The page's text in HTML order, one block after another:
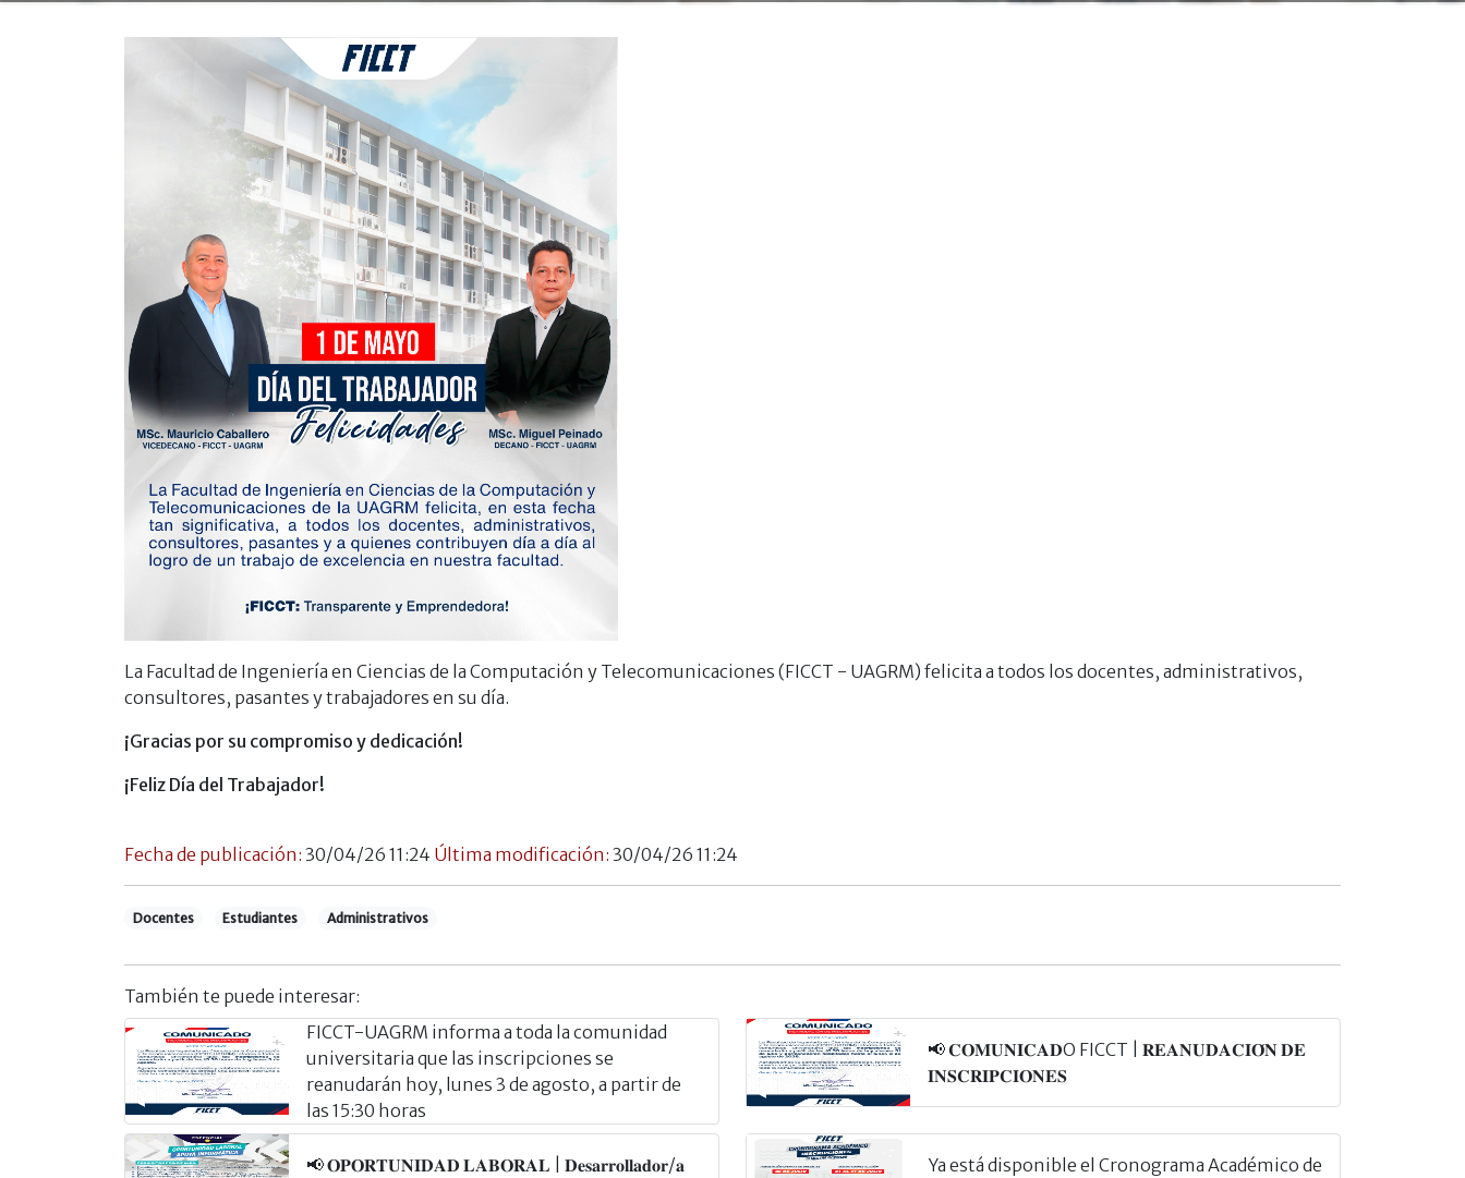
La Facultad de Ingeniería en Ciencias de la Computación y Telecomunicaciones (FICCT - UAGRM) felicita a todos los docentes, administrativos,
consultores, pasantes y trabajadores en su día.
¡Gracias por su compromiso y dedicación!
¡Feliz Día del Trabajador!
Fecha de publicación: 30/04/26 11:24 Última modificación: 30/04/26 11:24
Docentes Estudiantes Administrativos
También te puede interesar:
FICCT-UAGRM informa a toda la comunidad
universitaria que las inscripciones se
reanudarán hoy, lunes 3 de agosto, a partir de
las 15:30 horas
📢 𝐂𝐎𝐌𝐔𝐍𝐈𝐂𝐀𝐃O FICCT | 𝐑𝐄𝐀𝐍𝐔𝐃𝐀𝐂𝐈𝐎́𝐍 𝐃𝐄
𝐈𝐍𝐒𝐂𝐑𝐈𝐏𝐂𝐈𝐎𝐍𝐄𝐒
📢 𝐎𝐏𝐎𝐑𝐓𝐔𝐍𝐈𝐃𝐀𝐃 𝐋𝐀𝐁𝐎𝐑𝐀𝐋 | 𝐃𝐞𝐬𝐚𝐫𝐫𝐨𝐥𝐥𝐚𝐝𝐨𝐫/𝐚 Ya está disponible el Cronograma Académico de